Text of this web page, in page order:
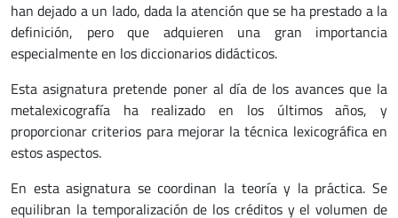
han dejado a un lado, dada la atención que se ha prestado a la
definición, pero que adquieren una gran importancia
especialmente en los diccionarios didácticos.
Esta asignatura pretende poner al día de los avances que la
metalexicografía ha realizado en los últimos años, y
proporcionar criterios para mejorar la técnica lexicográfica en
estos aspectos.
En esta asignatura se coordinan la teoría y la práctica. Se
equilibran la temporalización de los créditos y el volumen de